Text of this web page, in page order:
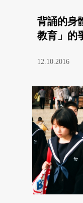
背誦的身
教育」的
12.10.2016